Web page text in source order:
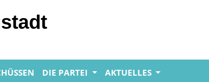
DIE PARTEI AKTUELLES